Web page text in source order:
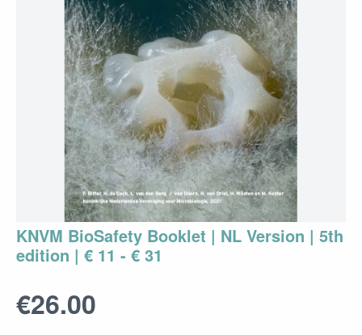
KNVM BioSafety Booklet | NL Version | 5th
edition | € 11 - € 31
€26.00